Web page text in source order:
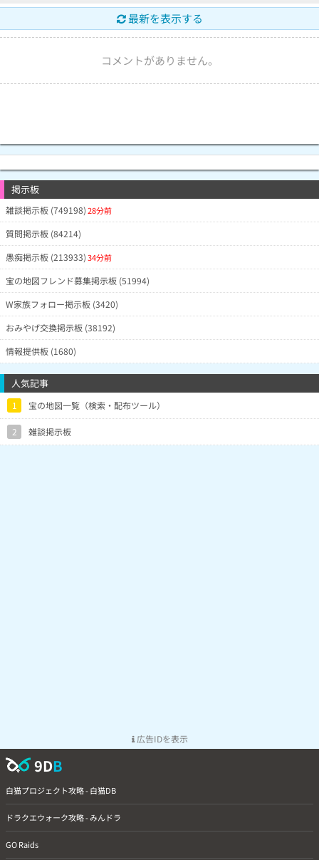
最新を表示する
コメントがありません。
掲示板
雑談掲示板 (749198)28分前
質問掲示板 (84214)
愚痴掲示板 (213933)34分前
宝の地図フレンド募集掲示板 (51994)
W家族フォロー掲示板 (3420)
おみやげ交換掲示板 (38192)
情報提供板 (1680)
人気記事
1 宝の地図一覧（検索・配布ツール）
2 雑談掲示板
広告IDを表示
9DB
白猫プロジェクト攻略 - 白猫DB
ドラクエウォーク攻略 - みんドラ
GO Raids